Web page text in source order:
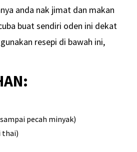
anda nak jimat dan makan
buat sendiri oden ini dekat
resepi di bawah ini,
pecah minyak)
thai)